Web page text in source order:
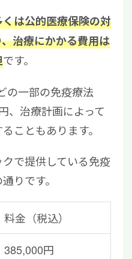
は公的医療保険の対
治療にかかる費用は
です。
の一部の免疫療法
、治療計画によって
こともあります。
で提供している免疫
りです。
料金（税込）
385,000円